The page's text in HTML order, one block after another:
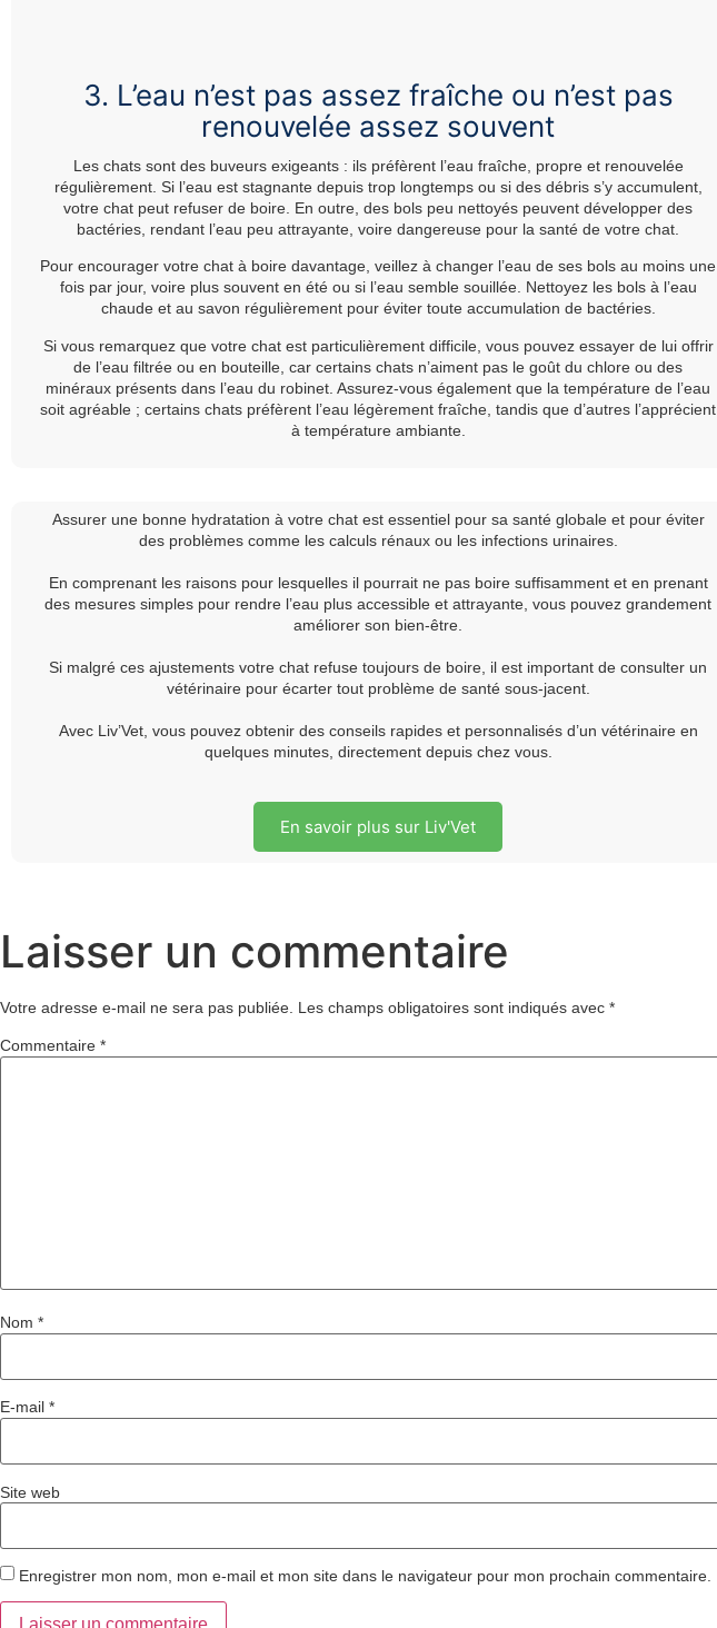
3. L’eau n’est pas assez fraîche ou n’est pas
renouvelée assez souvent
Les chats sont des buveurs exigeants : ils préfèrent l’eau fraîche, propre et renouvelée
régulièrement. Si l’eau est stagnante depuis trop longtemps ou si des débris s’y accumulent,
votre chat peut refuser de boire. En outre, des bols peu nettoyés peuvent développer des
bactéries, rendant l’eau peu attrayante, voire dangereuse pour la santé de votre chat.
Pour encourager votre chat à boire davantage, veillez à changer l’eau de ses bols au moins une
fois par jour, voire plus souvent en été ou si l’eau semble souillée. Nettoyez les bols à l’eau
chaude et au savon régulièrement pour éviter toute accumulation de bactéries.
Si vous remarquez que votre chat est particulièrement difficile, vous pouvez essayer de lui offrir
de l’eau filtrée ou en bouteille, car certains chats n’aiment pas le goût du chlore ou des
minéraux présents dans l’eau du robinet. Assurez-vous également que la température de l’eau
soit agréable ; certains chats préfèrent l’eau légèrement fraîche, tandis que d’autres l’apprécient
à température ambiante.
Assurer une bonne hydratation à votre chat est essentiel pour sa santé globale et pour éviter
des problèmes comme les calculs rénaux ou les infections urinaires.
En comprenant les raisons pour lesquelles il pourrait ne pas boire suffisamment et en prenant
des mesures simples pour rendre l’eau plus accessible et attrayante, vous pouvez grandement
améliorer son bien-être.
Si malgré ces ajustements votre chat refuse toujours de boire, il est important de consulter un
vétérinaire pour écarter tout problème de santé sous-jacent.
Avec Liv’Vet, vous pouvez obtenir des conseils rapides et personnalisés d’un vétérinaire en
quelques minutes, directement depuis chez vous.
En savoir plus sur Liv'Vet
Laisser un commentaire
Votre adresse e-mail ne sera pas publiée. Les champs obligatoires sont indiqués avec *
Commentaire *
Nom *
E-mail *
Site web
Enregistrer mon nom, mon e-mail et mon site dans le navigateur pour mon prochain commentaire.